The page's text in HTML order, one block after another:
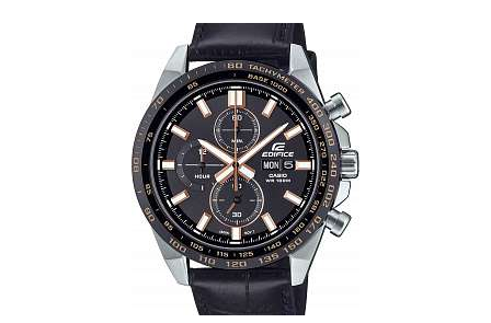
Edifice
EFR-574BL-1A
i